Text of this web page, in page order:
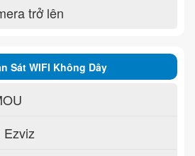
trở lên
Sát WIFI Không Dây
Ezviz